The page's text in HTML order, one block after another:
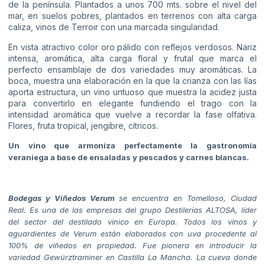
de la península. Plantados a unos 700 mts. sobre el nivel del
mar, en suelos pobres, plantados en terrenos con alta carga
caliza, vinos de Terroir con una marcada singularidad.
En vista atractivo color oro pálido con reflejos verdosos. Nariz
intensa, aromática, alta carga floral y frutal que marca el
perfecto ensamblaje de dos variedades muy aromáticas. La
boca, muestra una elaboración en la que la crianza con las lías
aporta estructura, un vino untuoso que muestra la acidez justa
para convertirlo en elegante fundiendo el trago con la
intensidad aromática que vuelve a recordar la fase olfativa.
Flores, fruta tropical, jengibre, cítricos.
Un vino que armoniza perfectamente la gastronomía
veraniega a base de ensaladas y pescados y carnes blancas.
Bodegas y Viñedos Verum se encuentra en Tomelloso, Ciudad
Real. Es una de las empresas del grupo Destilerías ALTOSA, líder
del sector del destilado vínico en Europa. Todos los vinos y
aguardientes de Verum están elaborados con uva procedente al
100% de viñedos en propiedad. Fue pionera en introducir la
variedad Gewürztraminer en Castilla La Mancha. La cueva donde